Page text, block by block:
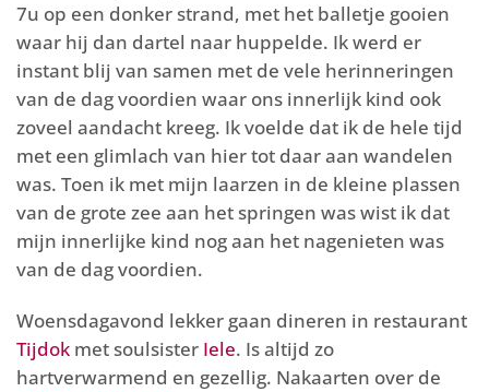
7u op een donker strand, met het balletje gooien
waar hij dan dartel naar huppelde. Ik werd er
instant blij van samen met de vele herinneringen
van de dag voordien waar ons innerlijk kind ook
zoveel aandacht kreeg. Ik voelde dat ik de hele tijd
met een glimlach van hier tot daar aan wandelen
was. Toen ik met mijn laarzen in de kleine plassen
van de grote zee aan het springen was wist ik dat
mijn innerlijke kind nog aan het nagenieten was
van de dag voordien.
Woensdagavond lekker gaan dineren in restaurant
Tijdok met soulsister Iele. Is altijd zo
hartverwarmend en gezellig. Nakaarten over de